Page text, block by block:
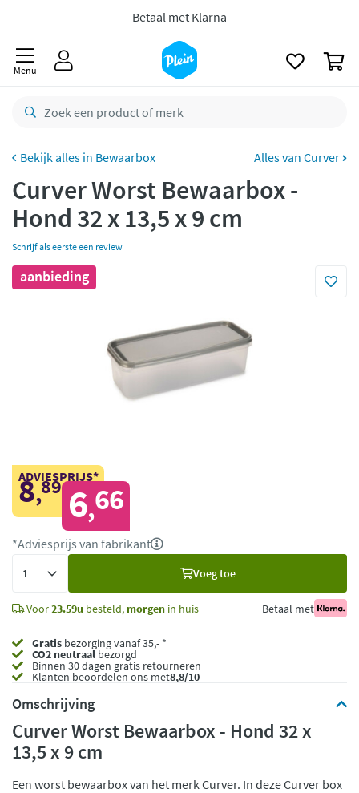
8,8/10
Menu
Bewaarbox Alles van Curver
Curver Worst Bewaarbox -
Hond 32 x 13,5 x 9 cm
Schrijf als eerste een review
aanbieding
ADVIESPRIJS*
8,89 6,66
*Adviesprijs van fabrikant
Voeg toe
Voor23.59u besteld, morgen in huis Betaal met
Gratis bezorging vanaf 35,- *
CO2 neutraalbezorgd
Binnen 30 dagen gratis retourneren
Klanten beoordelen ons met8,8/10
Omschrijving
Curver Worst Bewaarbox - Hond 32 x
13,5 x 9 cm
Een worst bewaarbox van het merk Curver. In deze Curver box